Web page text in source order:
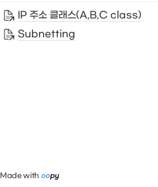
IP 주소 클래스(A,B,C class)
Subnetting
Made with